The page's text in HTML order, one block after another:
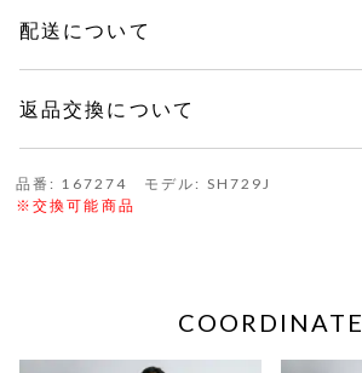
配送について
返品交換について
品番: 167274 モデル: SH729J
※交換可能商品
COORDINATE